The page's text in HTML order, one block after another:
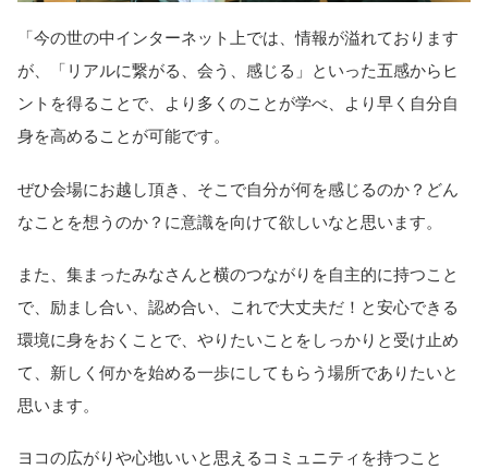
「今の世の中インターネット上では、情報が溢れております
が、「リアルに繋がる、会う、感じる」といった五感からヒ
ントを得ることで、より多くのことが学べ、より早く自分自
身を高めることが可能です。
ぜひ会場にお越し頂き、そこで自分が何を感じるのか？どん
なことを想うのか？に意識を向けて欲しいなと思います。
また、集まったみなさんと横のつながりを自主的に持つこと
で、励まし合い、認め合い、これで大丈夫だ！と安心できる
環境に身をおくことで、やりたいことをしっかりと受け止め
て、新しく何かを始める一歩にしてもらう場所でありたいと
思います。
ヨコの広がりや心地いいと思えるコミュニティを持つこと